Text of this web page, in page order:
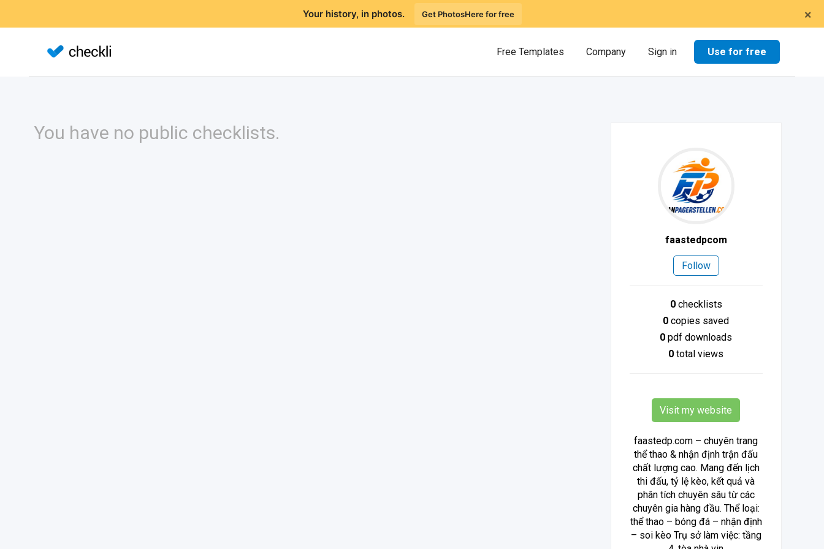
×
Your history, in photos. Get PhotosHere for free
Free Templates Company Sign in Use for free
You have no public checklists.
faastedpcom
Follow
0checklists
0 copies saved
0 pdf downloads
0 total views
Visit my website
faastedp.com – chuyên trang
thể thao & nhận định trận đấu
chất lượng cao. Mang đến lịch
thi đấu, tỷ lệ kèo, kết quả và
phân tích chuyên sâu từ các
chuyên gia hàng đầu. Thể loại:
thể thao – bóng đá – nhận định
– soi kèo Trụ sở làm việc: tầng